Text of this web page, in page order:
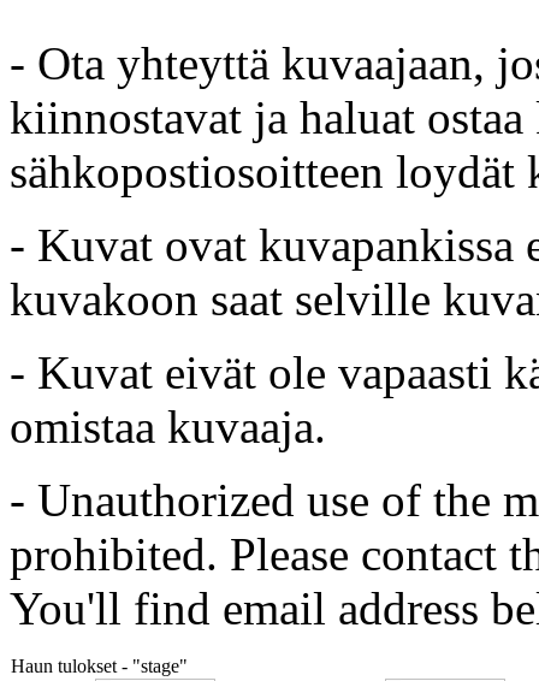
- Ota yhteyttä kuvaajaan,
kiinnostavat ja haluat
sähkopostiosoitteen loydät
- Kuvat ovat kuvapankissa
kuvakoon saat selville
- Kuvat eivät ole vapaasti
omistaa kuvaaja.
- Unauthorized use of the
prohibited. Please contact
You'll find email address
Haun tulokset - "stage"